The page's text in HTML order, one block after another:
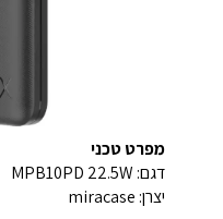
מפרט טכני
דגם: MPB10PD 22.5W
יצרן: miracase